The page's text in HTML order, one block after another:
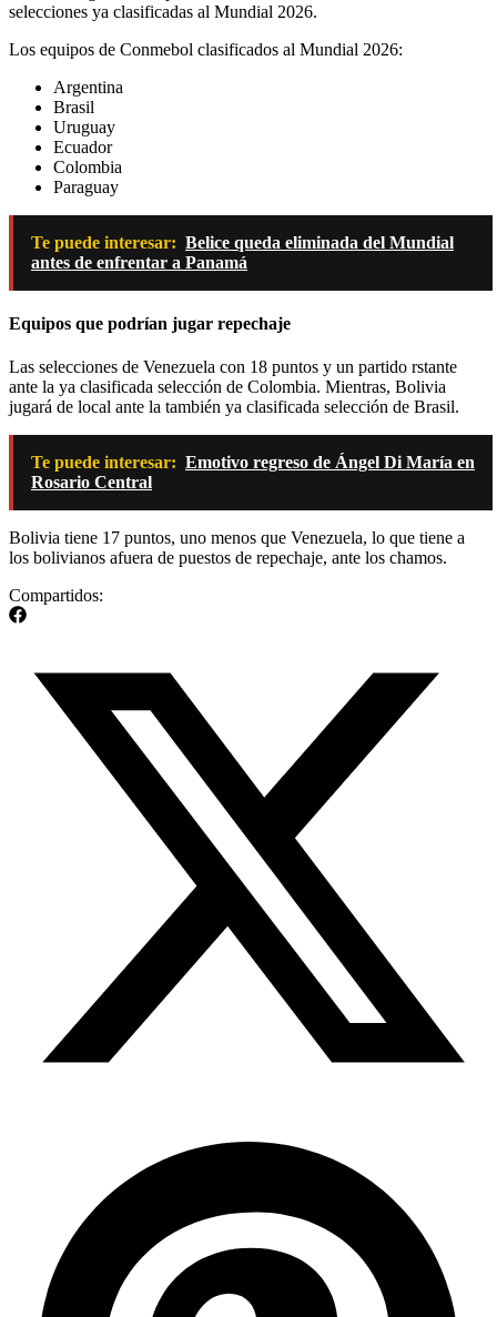
selecciones ya clasificadas al Mundial 2026.
Los equipos de Conmebol clasificados al Mundial 2026:
Argentina
Brasil
Uruguay
Ecuador
Colombia
Paraguay
Te puede interesar: Belice queda eliminada del Mundial
antes de enfrentar a Panamá
Equipos que podrían jugar repechaje
Las selecciones de Venezuela con 18 puntos y un partido rstante
ante la ya clasificada selección de Colombia. Mientras, Bolivia
jugará de local ante la también ya clasificada selección de Brasil.
Te puede interesar: Emotivo regreso de Ángel Di María en
Rosario Central
Bolivia tiene 17 puntos, uno menos que Venezuela, lo que tiene a
los bolivianos afuera de puestos de repechaje, ante los chamos.
Compartidos: